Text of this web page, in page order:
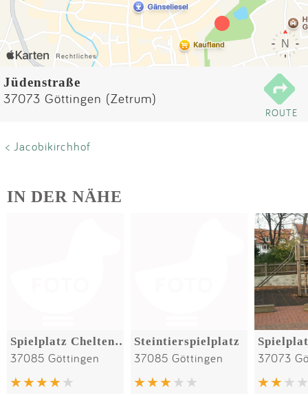
Impressum
Jüdenstraße
37073 Göttingen (Zetrum)
ROUTE
< Jacobikirchhof
IN DER NÄHE
Spielplatz Cheltenham-Park
37085 Göttingen
Steintierspielplatz
37085 Göttingen 37073